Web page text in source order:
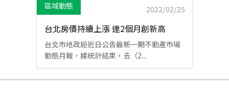
區域動態 2022/02/25
台北房價持續上漲 連2個月創新高
台北市地政局近日公告最新一期不動產市場
動態月報，據統計結果，去（2...